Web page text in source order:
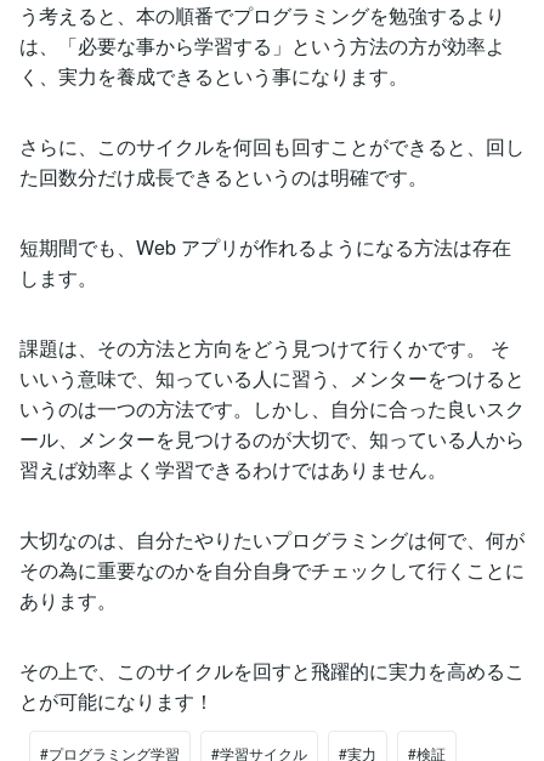
う考えると、本の順番でプログラミングを勉強するより
は、「必要な事から学習する」という方法の方が効率よ
く、実力を養成できるという事になります。
さらに、このサイクルを何回も回すことができると、回し
た回数分だけ成長できるというのは明確です。
短期間でも、Web アプリが作れるようになる方法は存在
します。
課題は、その方法と方向をどう見つけて行くかです。 そ
いいう意味で、知っている人に習う、メンターをつけると
いうのは一つの方法です。しかし、自分に合った良いスク
ール、メンターを見つけるのが大切で、知っている人から
習えば効率よく学習できるわけではありません。
大切なのは、自分たやりたいプログラミングは何で、何が
その為に重要なのかを自分自身でチェックして行くことに
あります。
その上で、このサイクルを回すと飛躍的に実力を高めるこ
とが可能になります！
#プログラミング学習 #学習サイクル #実力 #検証